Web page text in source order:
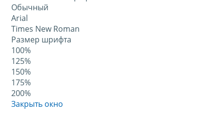
Обычный
Arial
Times New Roman
Размер шрифта
100%
125%
150%
175%
200%
Закрыть окно